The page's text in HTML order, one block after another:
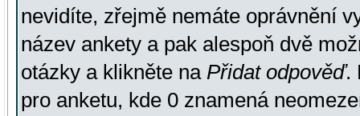
nevidíte, zřejmě nemáte oprávnění
název ankety a pak alespoň dvě
otázky a klikněte na Přidat odpověď.
pro anketu, kde 0 znamená